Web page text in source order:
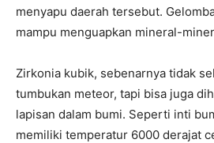
menyapu daerah tersebut.
mampu menguapkan mineral-
Zirkonia kubik, sebenarnya tidak
tumbukan meteor, tapi bisa juga
lapisan dalam bumi. Seperti inti
memiliki temperatur 6000 derajat